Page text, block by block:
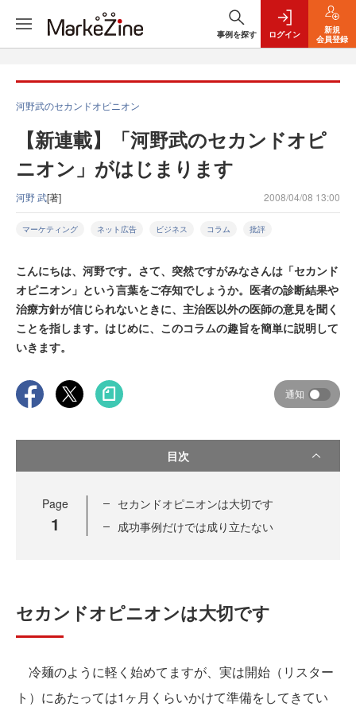
事例を探す ログイン
新規
会員登録
河野武のセカンドオピニオン
【新連載】「河野武のセカンドオピ
ニオン」がはじまります
河野 武[著] 2008/04/08 13:00
マーケティング ネット広告 ビジネス コラム 批評
こんにちは、河野です。さて、突然ですがみなさんは「セカンド
オピニオン」という言葉をご存知でしょうか。医者の診断結果や
治療方針が信じられないときに、主治医以外の医師の意見を聞く
ことを指します。はじめに、このコラムの趣旨を簡単に説明して
いきます。
通知
目次
Page
1
セカンドオピニオンは大切です
成功事例だけでは成り立たない
セカンドオピニオンは大切です
冷麺のように軽く始めてますが、実は開始（リスター
ト）にあたっては1ヶ月くらいかけて準備をしてきてい